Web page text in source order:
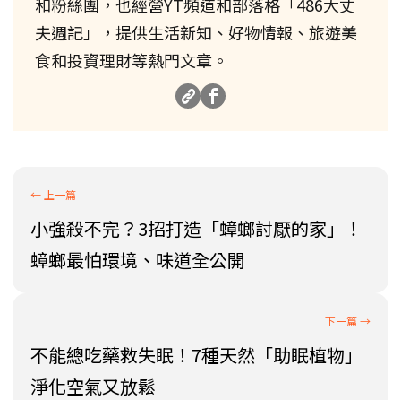
夫週記」，提供生活新知、好物情報、旅遊美
食和投資理財等熱門文章。
小強殺不完？3招打造「蟑螂討厭的家」！
蟑螂最怕環境、味道全公開
不能總吃藥救失眠！7種天然「助眠植物」
淨化空氣又放鬆